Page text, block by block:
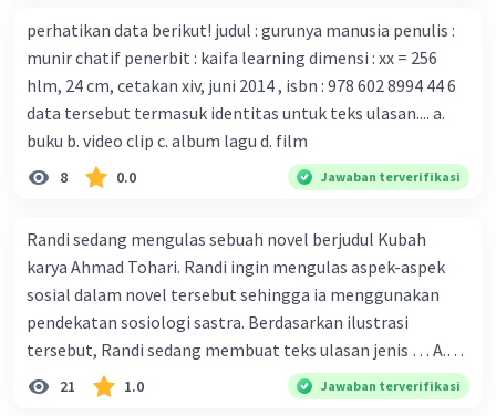
serangan virus Corona dengan menemukan vaksin virus
tersebut. B. Para ilmuan perlu segera mempelajari virus
corona yang menjadi masalah besar bagi kesehatan dunia
karena persebarannya sangat cepat. C. Masyarakat perlu
mawas diri dan menjaga kesehatan dalam menghadapi
serangan virus corona yang mulai menyebar di Indonesia,
D. Virus corona menjadi masalah besar bagi kesehatan
perhatikan data berikut! judul : gurunya manusia penulis :
munir chatif penerbit : kaifa learning dimensi : xx = 256
hlm, 24 cm, cetakan xiv, juni 2014 , isbn : 978 602 8994 44 6
data tersebut termasuk identitas untuk teks ulasan.... a.
buku b. video clip c. album lagu d. film
8 0.0 Jawaban terverifikasi
Randi sedang mengulas sebuah novel berjudul Kubah
karya Ahmad Tohari. Randi ingin mengulas aspek-aspek
sosial dalam novel tersebut sehingga ia menggunakan
pendekatan sosiologi sastra. Berdasarkan ilustrasi
tersebut, Randi sedang membuat teks ulasan jenis … A.
deskriptif B. objektif C. informatif D. kritis
21 1.0 Jawaban terverifikasi